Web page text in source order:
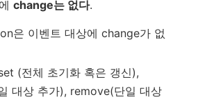
change는 없다.
은 이벤트 대상에 change가 없
(전체 초기화 혹은 갱신),
대상 추가), remove(단일 대상